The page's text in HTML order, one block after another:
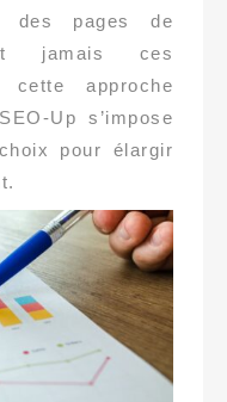
des pages de
jamais ces
cette approche
Up s’impose
pour élargir